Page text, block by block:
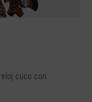
cuco con